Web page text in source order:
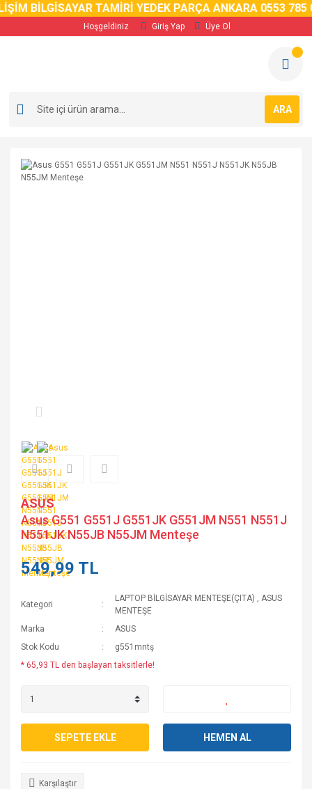
BİLGİSAYAR TAMİRİ YEDEK PARÇA ANKARA 0553 785 02
Hoşgeldiniz Giriş Yap Üye Ol
ARA
ASUS
Asus G551 G551J G551JK G551JM N551 N551J
N551JK N55JB N55JM Menteşe
549,99 TL
Kategori
LAPTOP BİLGİSAYAR MENTEŞE(ÇITA) ,ASUS
MENTEŞE
Marka
ASUS
Stok Kodu
g551mntş
* 65,93 TL den başlayan taksitlerle!
SEPETE EKLE HEMEN AL
Karşılaştır